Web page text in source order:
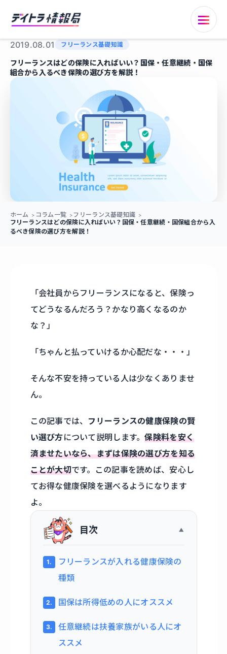
2019.08.01 フリーランス基礎知識
フリーランスはどの保険に入ればいい？国保・任意継続・国保
組合から入るべき保険の選び方を解説！
ホーム コラム一覧
フリーランス基礎知識
フリーランスはどの保険に入ればいい？国保・任意継続・国保組合から入
るべき保険の選び方を解説！
「会社員からフリーランスになると、保険っ
てどうなるんだろう？かなり高くなるのか
な？」
「ちゃんと払っていけるか心配だな・・・」
そんな不安を持っている人は少なくありませ
ん。
この記事では、 フリーランスの健康保険の賢
い選び方について説明します。保険料を安く
済ませたいなら、まずは保険の選び方を知る
ことが大切です。この記事を読めば、安心し
てお得な健康保険を選べるようになります
よ。
目次
フリーランスが入れる健康保険の
種類
国保は所得低めの人にオススメ
任意継続は扶養家族がいる人にオ
ススメ